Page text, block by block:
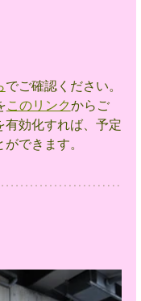
でご確認ください。
このリンクからご
有効化すれば、予定
できます。